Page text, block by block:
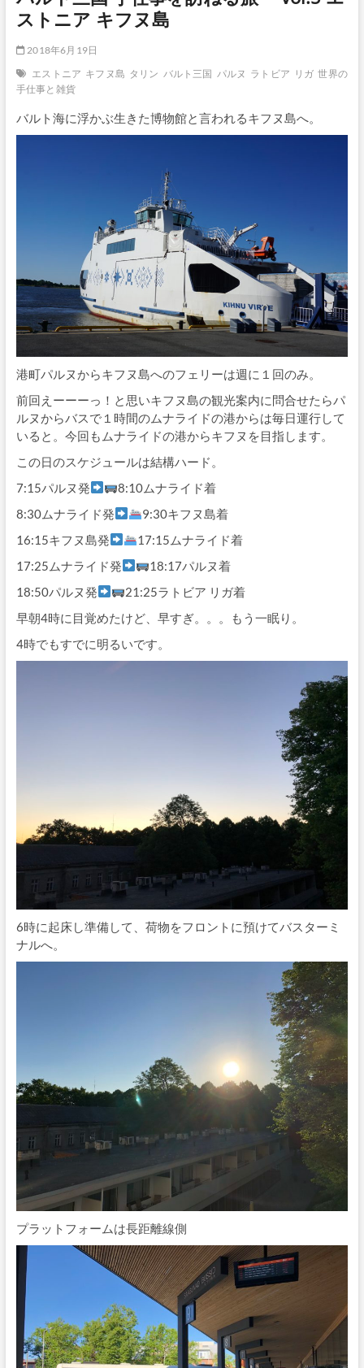
ストニア キフヌ島
2018年6月19日
エストニア キフヌ島 タリン バルト三国 パルヌ ラトビア リガ 世界の
手仕事と雑貨
バルト海に浮かぶ生きた博物館と言われるキフヌ島へ。
港町パルヌからキフヌ島へのフェリーは週に１回のみ。
前回えーーーっ！と思いキフヌ島の観光案内に問合せたらパ
ルヌからバスで１時間のムナライドの港からは毎日運行して
いると。今回もムナライドの港からキフヌを目指します。
この日のスケジュールは結構ハード。
7:15パルヌ発
8:10ムナライド着
8:30ムナライド発
9:30キフヌ島着
16:15キフヌ島発
17:15ムナライド着
17:25ムナライド発
18:17パルヌ着
18:50パルヌ発
21:25ラトビア リガ着
早朝4時に目覚めたけど、早すぎ。。。もう一眠り。
4時でもすでに明るいです。
6時に起床し準備して、荷物をフロントに預けてバスターミ
ナルへ。
プラットフォームは長距離線側